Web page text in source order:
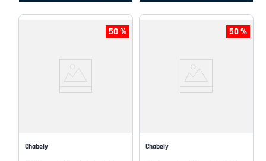
50 %
Chabely
50 %
Chabely